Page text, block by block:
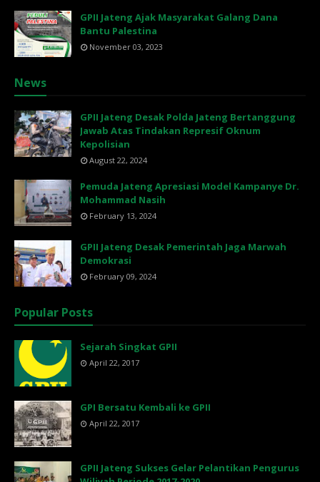
GPII Jateng Ajak Masyarakat Galang Dana
Bantu Palestina
November 03, 2023
News
GPII Jateng Desak Polda Jateng Bertanggung
Jawab Atas Tindakan Represif Oknum
Kepolisian
August 22, 2024
Pemuda Jateng Apresiasi Model Kampanye Dr.
Mohammad Nasih
February 13, 2024
GPII Jateng Desak Pemerintah Jaga Marwah
Demokrasi
February 09, 2024
Popular Posts
Sejarah Singkat GPII
April 22, 2017
GPI Bersatu Kembali ke GPII
April 22, 2017
GPII Jateng Sukses Gelar Pelantikan Pengurus